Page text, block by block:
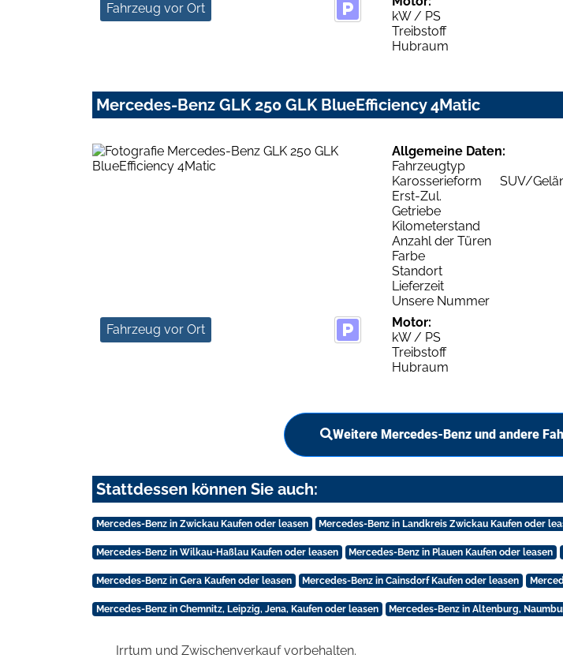
Fahrzeug vor Ort
kW / PS
Treibstoff
Hubraum
Mercedes-Benz GLK 250 GLK BlueEfficiency 4Matic
Fahrzeug vor Ort
Allgemeine Daten:
Fahrzeugtyp
Karosserieform
SUV/
Erst-Zul.
Getriebe
Kilometerstand
Anzahl der Türen
Farbe
Standort
Lieferzeit
Unsere Nummer
Motor:
kW / PS
Treibstoff
Hubraum
Weitere Mercedes-Benz und andere
Stattdessen können Sie auch:
Mercedes-Benz in Zwickau Kaufen oder leasen Mercedes-Benz in Landkreis Zwickau Kaufen oder
Mercedes-Benz in Wilkau-Haßlau Kaufen oder leasen Mercedes-Benz in Plauen Kaufen oder leasen
Mercedes-Benz in Gera Kaufen oder leasen Mercedes-Benz in Cainsdorf Kaufen oder leasen
Mercedes-Benz in Chemnitz, Leipzig, Jena, Kaufen oder leasen Mercedes-Benz in Altenburg,
Irrtum und Zwischenverkauf vorbehalten.